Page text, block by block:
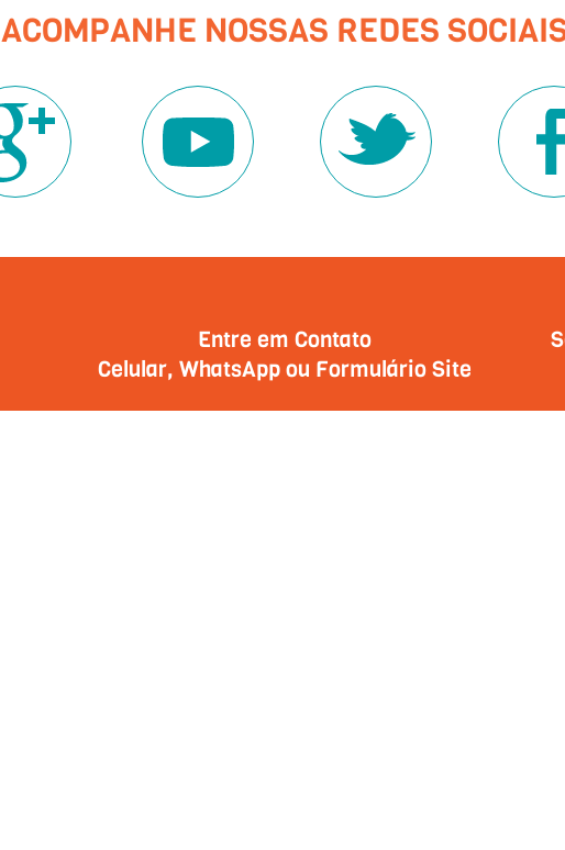
ACOMPANHE NOSSAS REDES
Entre em Contato
Celular, WhatsApp ou Formulário Site